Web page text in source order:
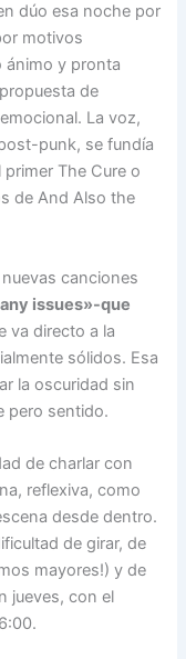
dúo esa noche por
motivos
y pronta
de
La voz,
punk, se fundía
The Cure o
de And Also the
canciones
issues»-que
va directo a la
sólidos. Esa
la oscuridad sin
pero sentido.
de charlar con
reflexiva, como
desde dentro.
de girar, de
mayores!) y de
jueves, con el